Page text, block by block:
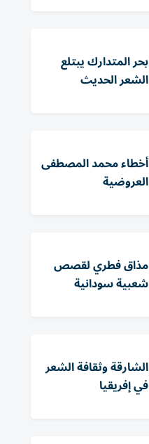
بحر المتدارك يبتلع
الشعر الحديث
أخطاء محمد المصطفى
العروضية
مذاق فطري لقصص
شعبية سودانية
الشارقة وثقافة الشعر
في إفريقيا